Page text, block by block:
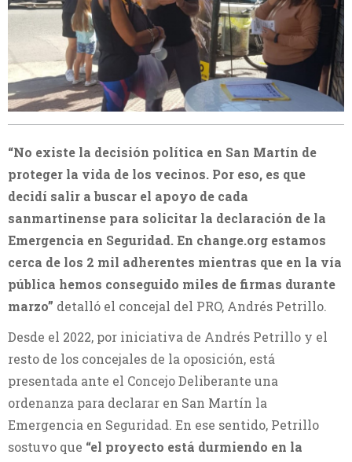
“No existe la decisión política en San Martín de
proteger la vida de los vecinos. Por eso, es que
decidí salir a buscar el apoyo de cada
sanmartinense para solicitar la declaración de la
Emergencia en Seguridad. En change.org estamos
cerca de los 2 mil adherentes mientras que en la vía
pública hemos conseguido miles de firmas durante
marzo” detalló el concejal del PRO, Andrés Petrillo.
Desde el 2022, por iniciativa de Andrés Petrillo y el
resto de los concejales de la oposición, está
presentada ante el Concejo Deliberante una
ordenanza para declarar en San Martín la
Emergencia en Seguridad. En ese sentido, Petrillo
sostuvo que “el proyecto está durmiendo en la